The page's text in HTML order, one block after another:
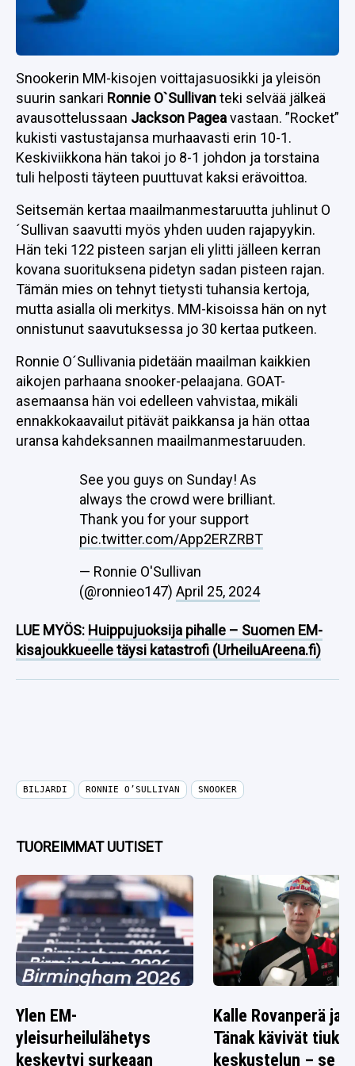
Snookerin MM-kisojen voittajasuosikki ja yleisön
suurin sankari Ronnie O`Sullivanteki selvää jälkeä
avausottelussaan Jackson Pageavastaan. ”Rocket”
kukisti vastustajansa murhaavasti erin 10-1.
Keskiviikkona hän takoi jo 8-1 johdon ja torstaina
tuli helposti täyteen puuttuvat kaksi erävoittoa.
Seitsemän kertaa maailmanmestaruutta juhlinut O
´Sullivan saavutti myös yhden uuden rajapyykin.
Hän teki 122 pisteen sarjan eli ylitti jälleen kerran
kovana suorituksena pidetyn sadan pisteen rajan.
Tämän mies on tehnyt tietysti tuhansia kertoja,
mutta asialla oli merkitys. MM-kisoissa hän on nyt
onnistunut saavutuksessa jo 30 kertaa putkeen.
Ronnie O´Sullivania pidetään maailman kaikkien
aikojen parhaana snooker-pelaajana. GOAT-
asemaansa hän voi edelleen vahvistaa, mikäli
ennakkokaavailut pitävät paikkansa ja hän ottaa
uransa kahdeksannen maailmanmestaruuden.
See you guys on Sunday! As
always the crowd were brilliant.
Thank you for your support
pic.twitter.com/App2ERZRBT
— Ronnie O'Sullivan
(@ronnieo147) April 25, 2024
LUE MYÖS: Huippujuoksija pihalle – Suomen EM-
kisajoukkueelle täysi katastrofi (UrheiluAreena.fi)
BILJARDI RONNIE O’SULLIVAN SNOOKER
TUOREIMMAT UUTISET
Ylen EM-
yleisurheilulähetys
keskeytyi surkeaan
Kalle Rovanperä ja
Tänak kävivät
keskustelun – se